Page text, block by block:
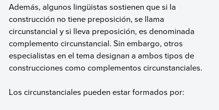
Además, algunos lingüistas sostienen que si la
construcción no tiene preposición, se llama
circunstancial y si lleva preposición, es denominada
complemento circunstancial. Sin embargo, otros
especialistas en el tema designan a ambos tipos de
construcciones como complementos circunstanciales.
Los circunstanciales pueden estar formados por: